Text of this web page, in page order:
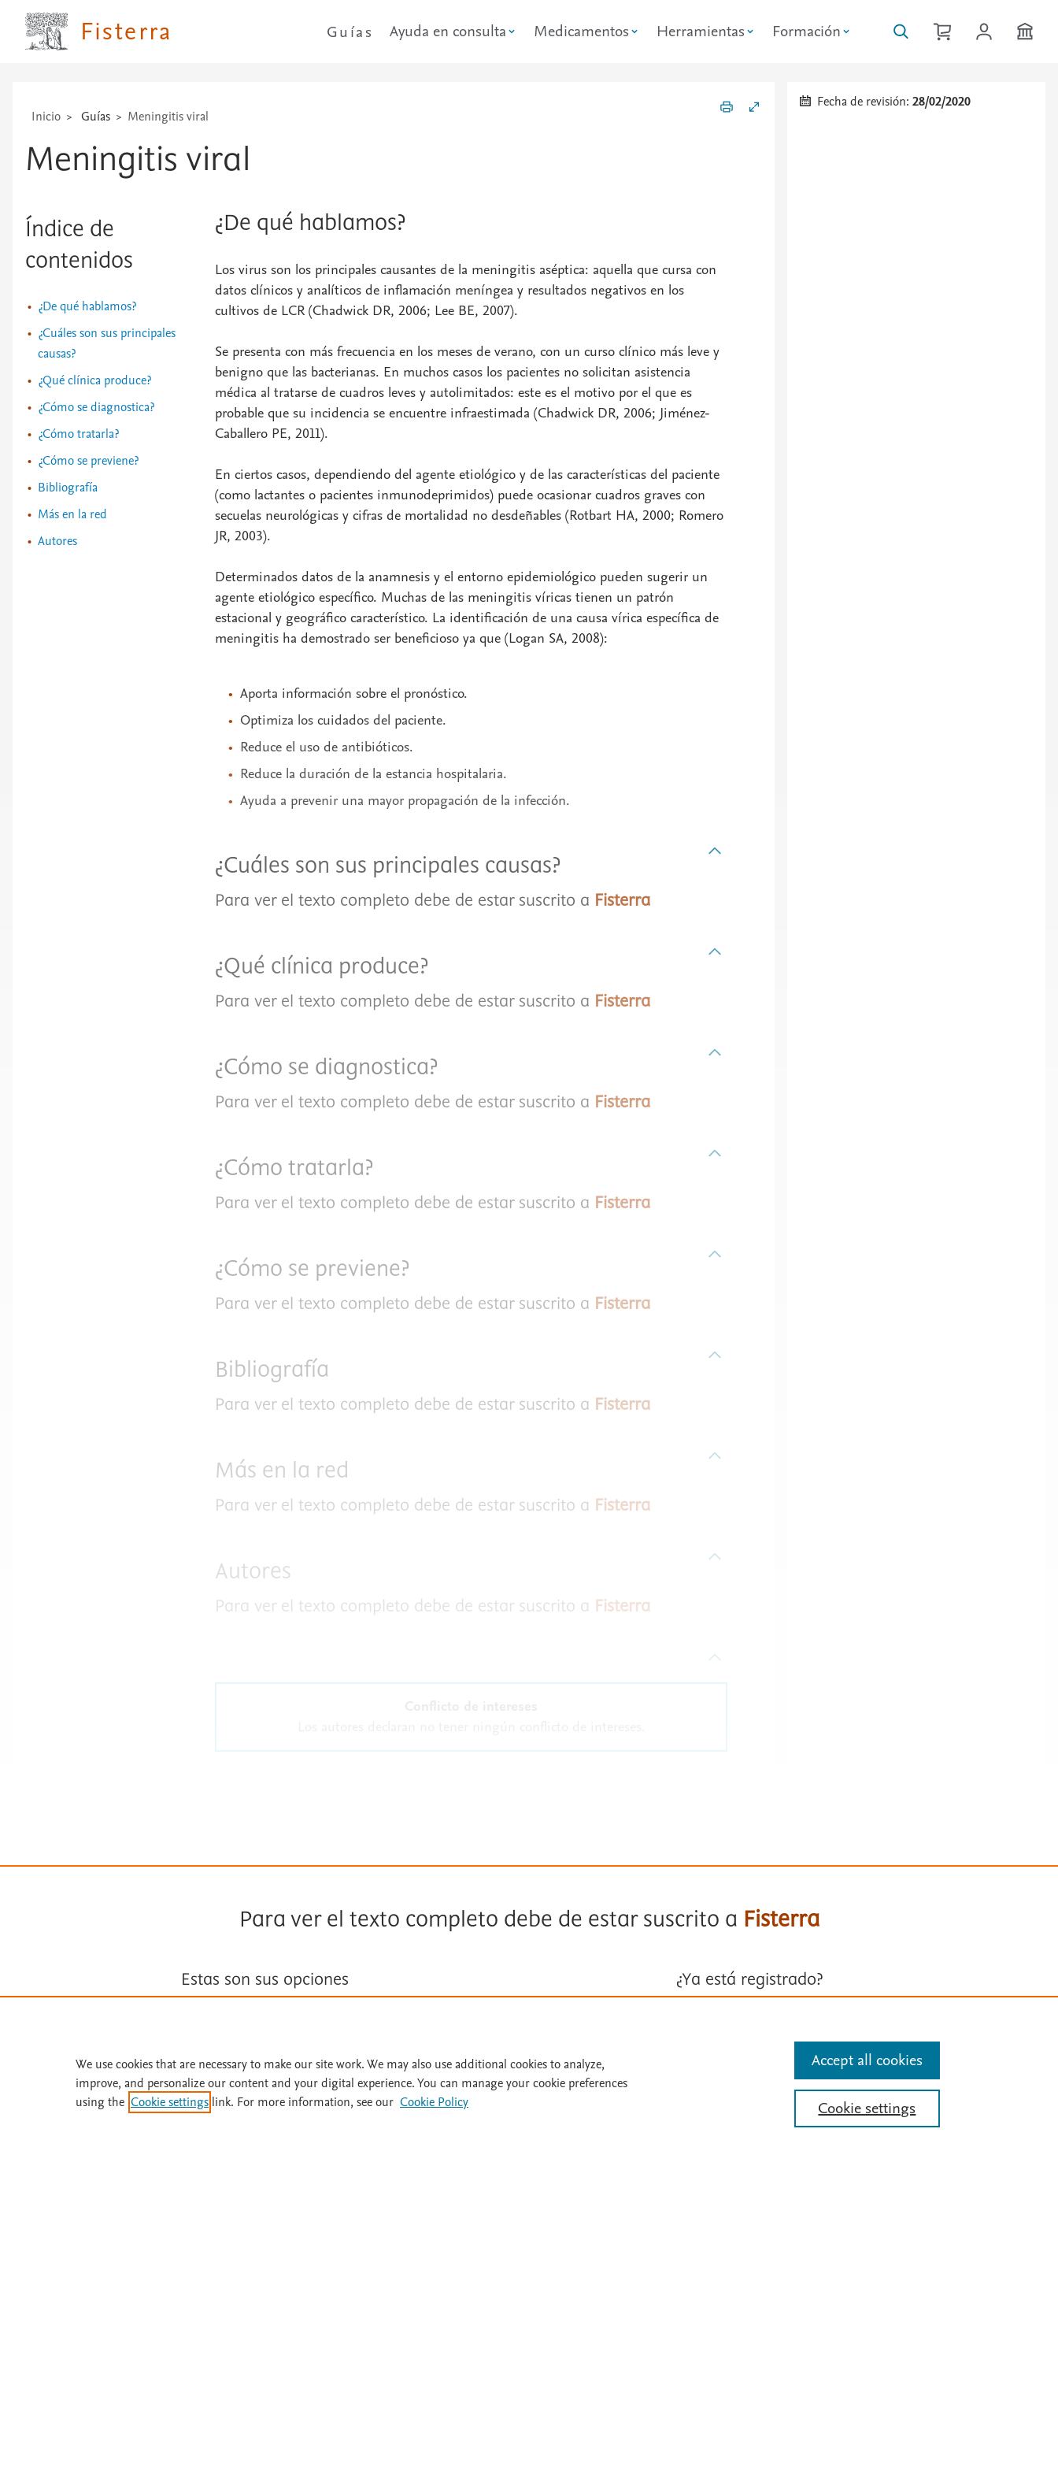
Fisterra Guías Ayuda en consulta Medicamentos Herramientas Formación
Inicio Guías Meningitis viral
Meningitis viral
Índice de
contenidos
¿De qué hablamos?
¿Cuáles son sus principales
causas?
¿Qué clínica produce?
¿Cómo se diagnostica?
¿Cómo tratarla?
¿Cómo se previene?
Bibliografía
Más en la red
Autores
¿De qué hablamos?
Los virus son los principales causantes de la meningitis aséptica: aquella que cursa con
datos clínicos y analíticos de inflamación meníngea y resultados negativos en los
cultivos de LCR (Chadwick DR, 2006; Lee BE, 2007).
Se presenta con más frecuencia en los meses de verano, con un curso clínico más leve y
benigno que las bacterianas. En muchos casos los pacientes no solicitan asistencia
médica al tratarse de cuadros leves y autolimitados: este es el motivo por el que es
probable que su incidencia se encuentre infraestimada (Chadwick DR, 2006; Jiménez-
Caballero PE, 2011).
En ciertos casos, dependiendo del agente etiológico y de las características del paciente
(como lactantes o pacientes inmunodeprimidos) puede ocasionar cuadros graves con
secuelas neurológicas y cifras de mortalidad no desdeñables (Rotbart HA, 2000; Romero
JR, 2003).
Determinados datos de la anamnesis y el entorno epidemiológico pueden sugerir un
agente etiológico específico. Muchas de las meningitis víricas tienen un patrón
estacional y geográfico característico. La identificación de una causa vírica específica de
meningitis ha demostrado ser beneficioso ya que (Logan SA, 2008):
Aporta información sobre el pronóstico.
Optimiza los cuidados del paciente.
Reduce el uso de antibióticos.
Reduce la duración de la estancia hospitalaria.
Ayuda a prevenir una mayor propagación de la infección.
¿Cuáles son sus principales causas?
Para ver el texto completo debe de estar suscrito a Fisterra
¿Qué clínica produce?
Para ver el texto completo debe de estar suscrito a Fisterra
¿Cómo se diagnostica?
Para ver el texto completo debe de estar suscrito a Fisterra
¿Cómo tratarla?
Para ver el texto completo debe de estar suscrito a Fisterra
¿Cómo se previene?
Para ver el texto completo debe de estar suscrito a Fisterra
Bibliografía
Para ver el texto completo debe de estar suscrito a Fisterra
Más en la red
Para ver el texto completo debe de estar suscrito a Fisterra
Autores
Para ver el texto completo debe de estar suscrito a Fisterra
Fecha de revisión:28/02/2020
Para ver el texto completo debe de estar suscrito a Fisterra
Estas son sus opciones
Solicite una prueba gratuita
¿Ya está registrado?
We use cookies that are necessary to make our site work. We may also use additional cookies to analyze,
improve, and personalize our content and your digital experience. You can manage your cookie preferences
using the Cookie settings link. For more information, see our Cookie Policy Cookie settings
Accept all cookies